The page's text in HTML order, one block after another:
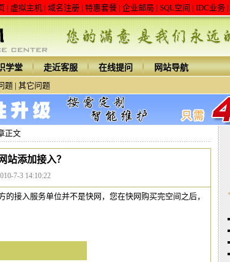
| 虚拟主机| 域名注册| 特惠套餐| 企业邮局 | SQL空间 | IDC业务|
学堂 走近客服 在线提问
网站导航
题 | 其它问题
正文
站添加接入？
7-3 14:10:22
接入服务单位并不是快网，您在快网购买完空间之后，